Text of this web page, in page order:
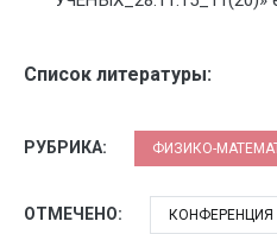
Список литературы:
РУБРИКА: ФИЗИКО-
ОТМЕЧЕНО: КОНФЕРЕНЦИЯ